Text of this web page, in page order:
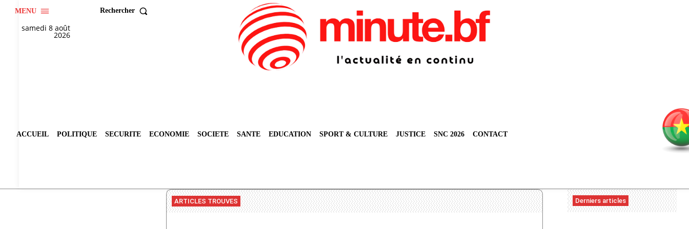
MENU Rechercher
samedi 8 août
2026
ACCUEIL POLITIQUE SECURITE ECONOMIE SOCIETE SANTE EDUCATION SPORT & CULTURE JUSTICE SNC 2026 CONTACT
ARTICLES TROUVES Derniers articles